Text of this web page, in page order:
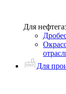
Для
Для